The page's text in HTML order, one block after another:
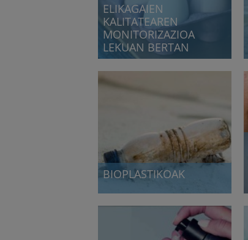
ELIKAGAIEN
KALITATEAREN
MONITORIZAZIOA
LEKUAN BERTAN
Detection based on surface-
BIOPLASTIKOAK
Bilgarri biodegradagarriak
plastikoen ordez